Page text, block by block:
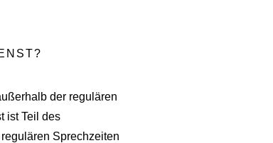
der regulären
ist Teil des
Sprechzeiten